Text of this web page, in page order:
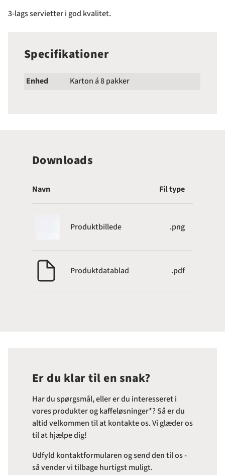
3-lags servietter i god kvalitet.
Specifikationer
Enhed Karton á 8 pakker
Downloads
Navn Fil type
Produktbillede .png
Produktdatablad .pdf
Er du klar til en snak?
Har du spørgsmål, eller er du interesseret i
vores produkter og kaffeløsninger*? Så er du
altid velkommen til at kontakte os. Vi glæder os
til at hjælpe dig!
Udfyld kontaktformularen og send den til os -
så vender vi tilbage hurtigst muligt.